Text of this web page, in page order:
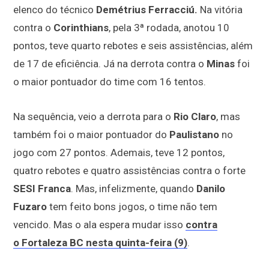
elenco do técnico Demétrius Ferracciú. Na vitória
contra o Corinthians, pela 3ª rodada, anotou 10
pontos, teve quarto rebotes e seis assistências, além
de 17 de eficiência. Já na derrota contra o Minas foi
o maior pontuador do time com 16 tentos.
Na sequência, veio a derrota para o Rio Claro, mas
também foi o maior pontuador do Paulistano no
jogo com 27 pontos. Ademais, teve 12 pontos,
quatro rebotes e quatro assistências contra o forte
SESI Franca. Mas, infelizmente, quando Danilo
Fuzaro tem feito bons jogos, o time não tem
vencido. Mas o ala espera mudar isso contra
o Fortaleza BC nesta quinta-feira (9).